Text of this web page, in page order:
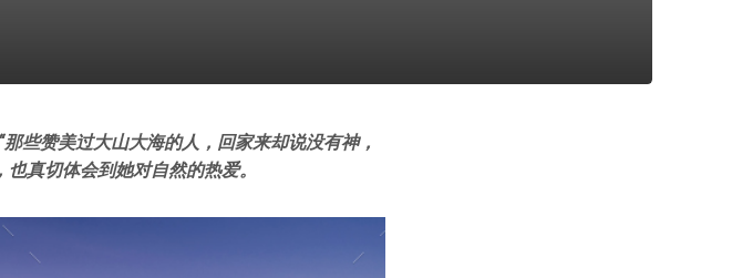
些赞美过大山大海的人，回家来却说没有神，
真切体会到她对自然的热爱。